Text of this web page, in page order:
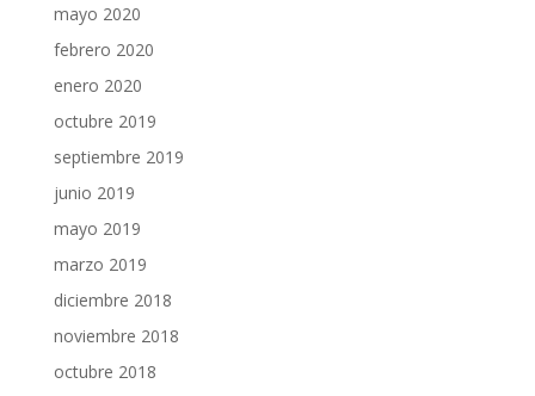
mayo 2020
febrero 2020
enero 2020
octubre 2019
septiembre 2019
junio 2019
mayo 2019
marzo 2019
diciembre 2018
noviembre 2018
octubre 2018